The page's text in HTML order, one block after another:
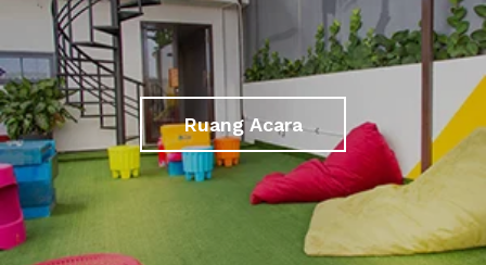
Ruang Acara